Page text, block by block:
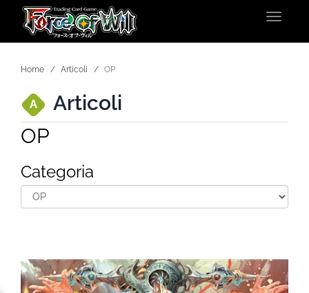
Toggle
Home Articoli OP
A
Articoli
OP
Categoria